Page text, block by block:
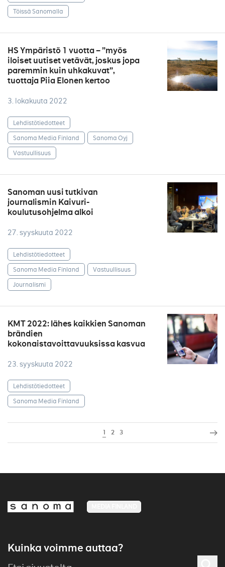
Töissä Sanomalla
HS Ympäristö 1 vuotta – ”myös
iloiset uutiset vetävät, joskus jopa
paremmin kuin uhkakuvat”,
tuottaja Piia Elonen kertoo
3. lokakuuta 2022
Lehdistötiedotteet
Sanoma Media Finland
Sanoma Oyj
Vastuullisuus
Sanoman uusi tutkivan
journalismin Kaivuri-
koulutusohjelma alkoi
27. syyskuuta 2022
Lehdistötiedotteet
Sanoma Media Finland
Vastuullisuus
Journalismi
KMT 2022: lähes kaikkien Sanoman
brändien
kokonaistavoittavuuksissa kasvua
23. syyskuuta 2022
Lehdistötiedotteet
Sanoma Media Finland
1 2 3
Kuinka voimme auttaa?